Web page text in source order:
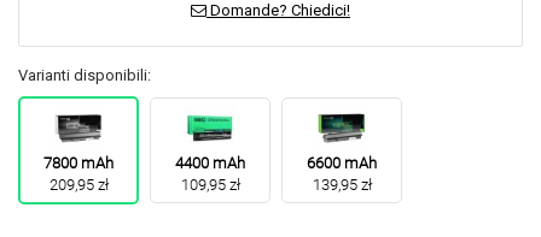
Domande? Chiedici!
Varianti disponibili:
7800 mAh
209,95 zł
4400 mAh
109,95 zł
6600 mAh
139,95 zł